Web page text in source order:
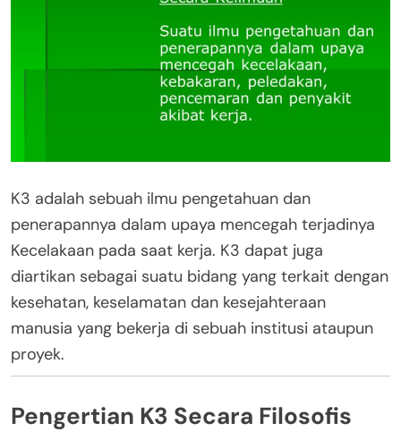
K3 adalah sebuah ilmu pengetahuan dan
penerapannya dalam upaya mencegah terjadinya
Kecelakaan pada saat kerja. K3 dapat juga
diartikan sebagai suatu bidang yang terkait dengan
kesehatan, keselamatan dan kesejahteraan
manusia yang bekerja di sebuah institusi ataupun
proyek.
Pengertian K3 Secara Filosofis